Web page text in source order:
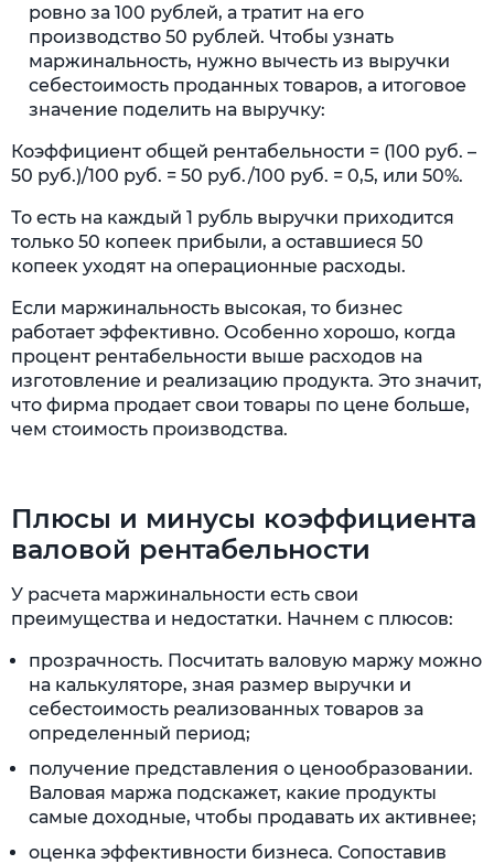
ровно за 100 рублей, а тратит на его
производство 50 рублей. Чтобы узнать
маржинальность, нужно вычесть из выручки
себестоимость проданных товаров, а итоговое
значение поделить на выручку:
Коэффициент общей рентабельности = (100 руб. –
50 руб.)/100 руб. = 50 руб./100 руб. = 0,5, или 50%.
То есть на каждый 1 рубль выручки приходится
только 50 копеек прибыли, а оставшиеся 50
копеек уходят на операционные расходы.
Если маржинальность высокая, то бизнес
работает эффективно. Особенно хорошо, когда
процент рентабельности выше расходов на
изготовление и реализацию продукта. Это значит,
что фирма продает свои товары по цене больше,
чем стоимость производства.
Плюсы и минусы коэффициента
валовой рентабельности
У расчета маржинальности есть свои
преимущества и недостатки. Начнем с плюсов:
прозрачность. Посчитать валовую маржу можно
на калькуляторе, зная размер выручки и
себестоимость реализованных товаров за
определенный период;
получение представления о ценообразовании.
Валовая маржа подскажет, какие продукты
самые доходные, чтобы продавать их активнее;
оценка эффективности бизнеса. Сопоставив